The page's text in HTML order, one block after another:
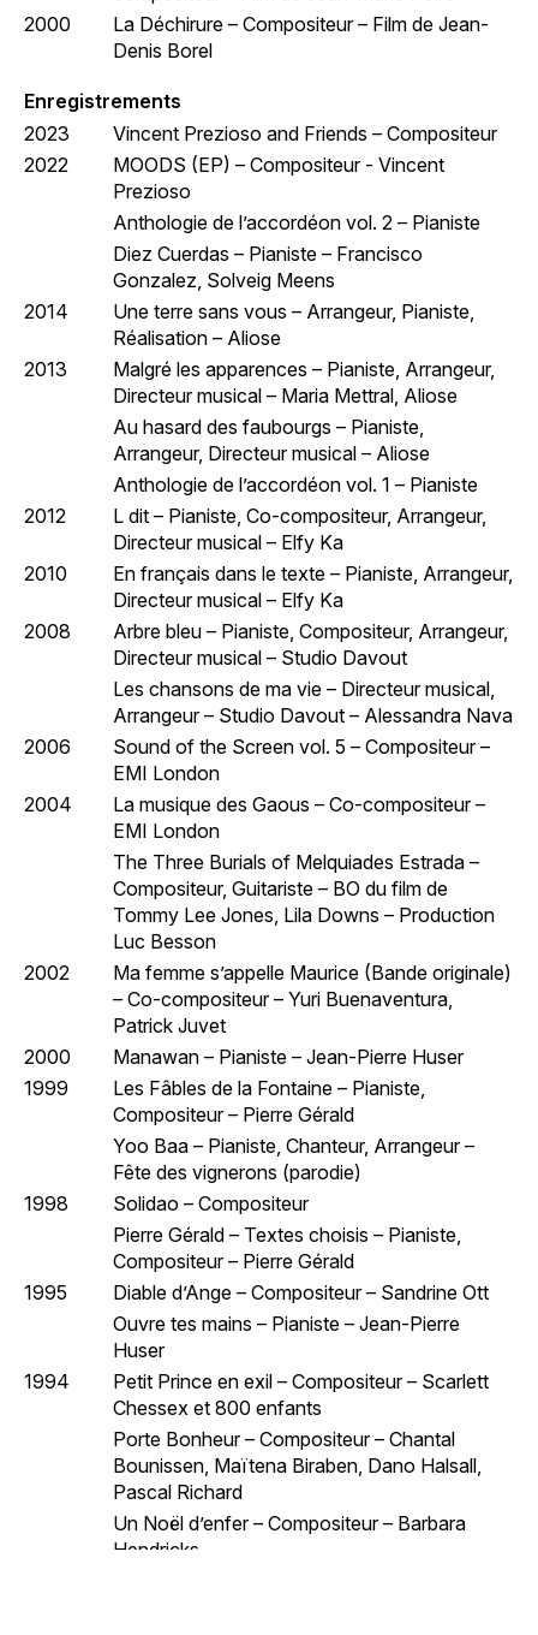
2000
La Déchirure – Compositeur – Film de Jean-
Denis Borel
Enregistrements
2023
Vincent Prezioso and Friends – Compositeur
2022
MOODS (EP) – Compositeur - Vincent
Prezioso
Anthologie de l’accordéon vol. 2 – Pianiste
Diez Cuerdas – Pianiste – Francisco
Gonzalez, Solveig Meens
2014
Une terre sans vous – Arrangeur, Pianiste,
Réalisation – Aliose
2013
Malgré les apparences – Pianiste, Arrangeur,
Directeur musical – Maria Mettral, Aliose
Au hasard des faubourgs – Pianiste,
Arrangeur, Directeur musical – Aliose
Anthologie de l’accordéon vol. 1 – Pianiste
2012
L dit – Pianiste, Co-compositeur, Arrangeur,
Directeur musical – Elfy Ka
2010
En français dans le texte – Pianiste, Arrangeur,
Directeur musical – Elfy Ka
2008
Arbre bleu – Pianiste, Compositeur, Arrangeur,
Directeur musical – Studio Davout
Les chansons de ma vie – Directeur musical,
Arrangeur – Studio Davout – Alessandra Nava
2006
Sound of the Screen vol. 5 – Compositeur –
EMI London
2004
La musique des Gaous – Co-compositeur –
EMI London
The Three Burials of Melquiades Estrada –
Compositeur, Guitariste – BO du film de
Tommy Lee Jones, Lila Downs – Production
Luc Besson
2002
Ma femme s’appelle Maurice (Bande originale)
– Co-compositeur – Yuri Buenaventura,
Patrick Juvet
2000
Manawan – Pianiste – Jean-Pierre Huser
1999
Les Fâbles de la Fontaine – Pianiste,
Compositeur – Pierre Gérald
Yoo Baa – Pianiste, Chanteur, Arrangeur –
Fête des vignerons (parodie)
1998
Solidao – Compositeur
Pierre Gérald – Textes choisis – Pianiste,
Compositeur – Pierre Gérald
1995
Diable d’Ange – Compositeur – Sandrine Ott
Ouvre tes mains – Pianiste – Jean-Pierre
Huser
1994
Petit Prince en exil – Compositeur – Scarlett
Chessex et 800 enfants
Porte Bonheur – Compositeur – Chantal
Bounissen, Maïtena Biraben, Dano Halsall,
Pascal Richard
Un Noël d’enfer – Compositeur – Barbara
Hendricks